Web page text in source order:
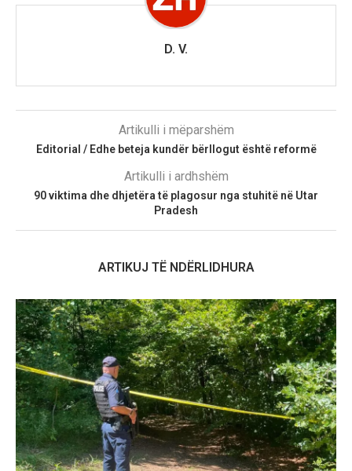
D. V.
Artikulli i mëparshëm
Editorial / Edhe beteja kundër bërllogut është reformë
Artikulli i ardhshëm
90 viktima dhe dhjetëra të plagosur nga stuhitë në Utar
Pradesh
ARTIKUJ TË NDËRLIDHURA